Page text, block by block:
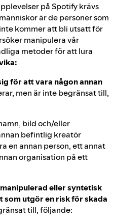
på Spotify krävs
är de personer som
kommer att bli utsatt för
manipulera vår
metoder för att lura
för att vara någon annan
men är inte begränsat till,
bild och/eller
befintlig kreatör
en annan person, ett annat
organisation på ett
eller syntetisk
som utgör en risk för skada
till, följande: